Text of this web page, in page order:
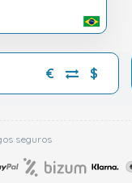
€ $
seguros